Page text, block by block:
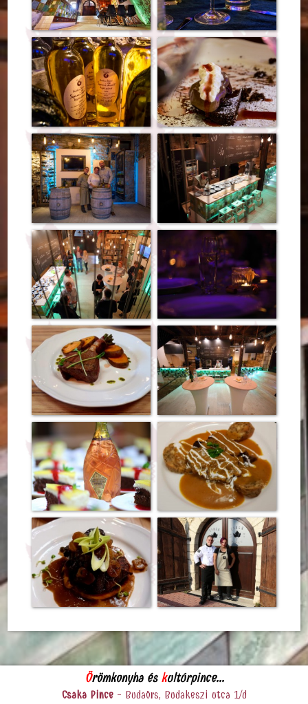
Örömkonyha és kultúrpince...
Csaka Pince- Budaörs, Budakeszi utca 1/d